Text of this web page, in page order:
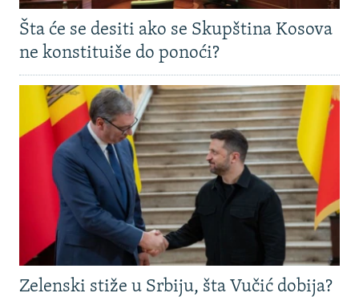
Šta će se desiti ako se Skupština Kosova
ne konstituiše do ponoći?
Zelenski stiže u Srbiju, šta Vučić dobija?